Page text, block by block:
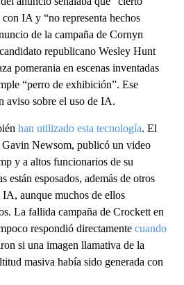
IA y “no representa hechos
de la campaña de Cornyn
republicano Wesley Hunt
pomerania en escenas inventadas
“perro de exhibición”. Ese
aviso sobre el uso de IA.
han utilizado esta tecnología. El
Newsom, publicó un video
y a altos funcionarios de su
están esposados, además de otros
aunque muchos de ellos
La fallida campaña de Crockett en
respondió directamente cuando
si una imagen llamativa de la
masiva había sido generada con